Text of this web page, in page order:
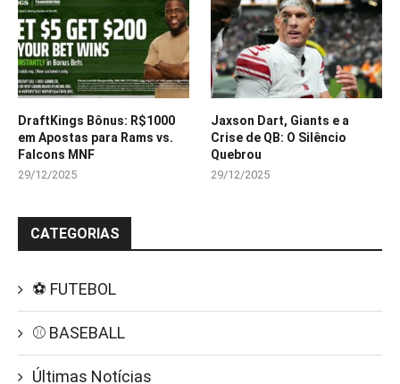
DraftKings Bônus: R$1000
em Apostas para Rams vs.
Falcons MNF
29/12/2025
Jaxson Dart, Giants e a
Crise de QB: O Silêncio
Quebrou
29/12/2025
CATEGORIAS
⚽ FUTEBOL
⚾ BASEBALL
Últimas Notícias